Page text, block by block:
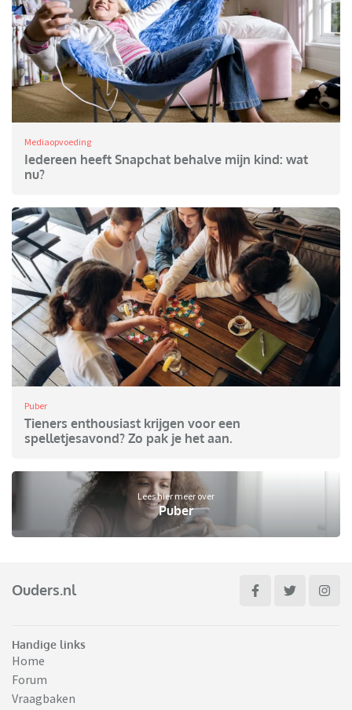
Mediaopvoeding
Iedereen heeft Snapchat behalve mijn kind: wat
nu?
Puber
Tieners enthousiast krijgen voor een
spelletjesavond? Zo pak je het aan.
Lees hier meer over
Puber
Ouders.nl
Handige links
Home
Forum
Vraagbaken